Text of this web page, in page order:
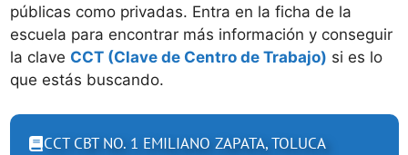
públicas como privadas. Entra en la ficha de la
escuela para encontrar más información y conseguir
la clave CCT (Clave de Centro de Trabajo) si es lo
que estás buscando.
CCT CBT NO. 1 EMILIANO ZAPATA, TOLUCA